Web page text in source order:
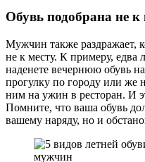
Обувь подобрана не к
Мужчин также раздражает,
не к месту. К примеру,
наденете вечернюю обувь
прогулку по городу или же
ним на ужин в ресторан. И
Помните, что ваша обувь
вашему наряду, но и